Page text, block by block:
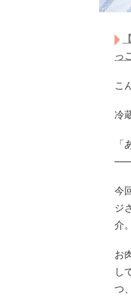
っ
こ
冷
――
今
ジ
介。
お
し
つ